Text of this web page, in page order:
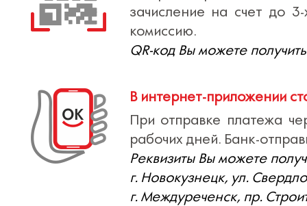
зачисление на счет до
комиссию.
QR-код Вы можете
В интернет-приложении
При отправке платежа
рабочих дней. Банк-
Реквизиты Вы можете
г. Новокузнецк, ул.
г. Междуреченск, пр.